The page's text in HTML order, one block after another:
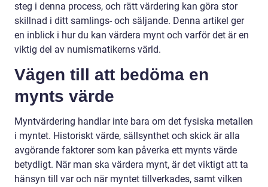
steg i denna process, och rätt värdering kan göra stor
skillnad i ditt samlings- och säljande. Denna artikel ger
en inblick i hur du kan värdera mynt och varför det är en
viktig del av numismatikerns värld.
Vägen till att bedöma en
mynts värde
Myntvärdering handlar inte bara om det fysiska metallen
i myntet. Historiskt värde, sällsynthet och skick är alla
avgörande faktorer som kan påverka ett mynts värde
betydligt. När man ska värdera mynt, är det viktigt att ta
hänsyn till var och när myntet tillverkades, samt vilken